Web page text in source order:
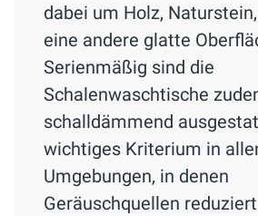
dabei um Holz,
eine andere glatte
Serienmäßig sind die
Schalenwaschtische
schalldämmend
wichtiges Kriterium in
Umgebungen, in denen
Geräuschquellen